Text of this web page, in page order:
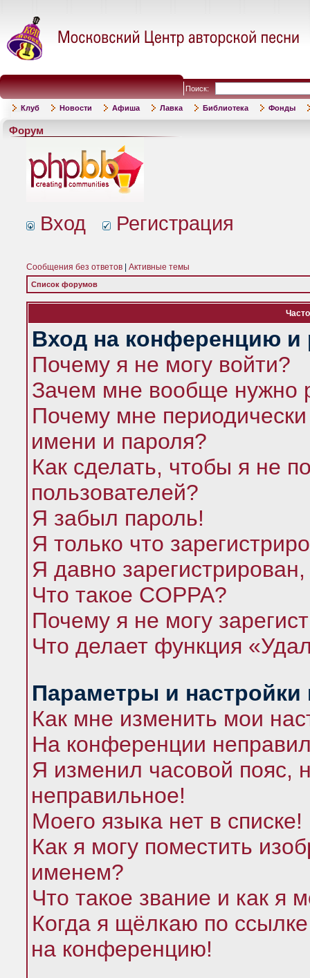
Поиск:
Клуб Новости Афиша Лавка Библиотека Фонды
Форум
Вход Регистрация
Сообщения без ответов Активные темы
Список форумов
Вход на конференцию и
Почему я не могу войти?
Зачем мне вообще нужно
Почему мне
имени и пароля?
Как сделать, чтобы я не
пользователей?
Я забыл пароль!
Я только что
Я давно
Что такое COPPA?
Почему я не могу
Что делает функция
Параметры и настройки
Как мне изменить мои
На конференции
Я изменил часовой пояс,
неправильное!
Моего языка нет в списке!
Как я могу поместить
именем?
Что такое звание и как я
Когда я щёлкаю по
на конференцию!